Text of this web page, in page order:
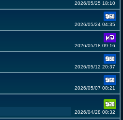
2026/05/25 18:10
2026/05/24 04:35
2026/05/18 09:16
2026/05/12 20:37
2026/05/07 08:21
2026/04/28 08:32